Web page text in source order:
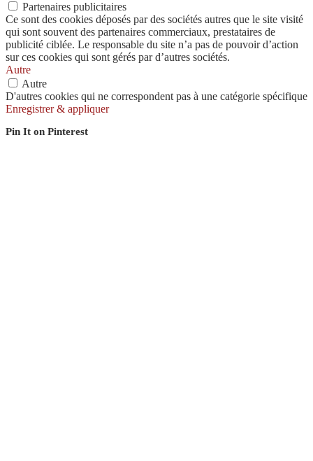
Partenaires publicitaires
Ce sont des cookies déposés par des sociétés autres que le site visité
qui sont souvent des partenaires commerciaux, prestataires de
publicité ciblée. Le responsable du site n’a pas de pouvoir d’action
sur ces cookies qui sont gérés par d’autres sociétés.
Autre
Autre
D'autres cookies qui ne correspondent pas à une catégorie spécifique
Enregistrer & appliquer
Pin It on Pinterest